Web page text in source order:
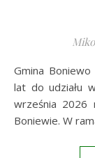
Gmina Boniewo zaprasza dzieci i młodzież w wieku 9–11
lat do udziału
września
Boniewie. W